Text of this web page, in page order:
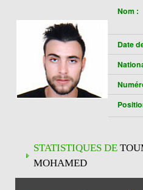
Nom :
Date
STATISTIQUES DE
MOHAMED